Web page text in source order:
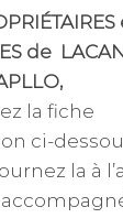
de
la fiche
ci-
la à